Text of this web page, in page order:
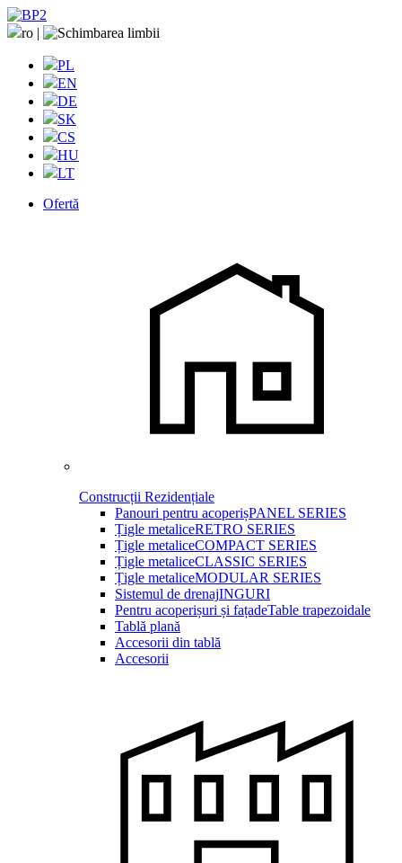
ro |
PL
EN
DE
SK
CS
HU
LT
Ofertă
Construcții Rezidențiale
Panouri pentru acoperișPANEL SERIES
Țigle metaliceRETRO SERIES
Țigle metaliceCOMPACT SERIES
Țigle metaliceCLASSIC SERIES
Țigle metaliceMODULAR SERIES
Sistemul de drenajINGURI
Pentru acoperișuri și fațadeTable trapezoidale
Tablă plană
Accesorii din tablă
Accesorii